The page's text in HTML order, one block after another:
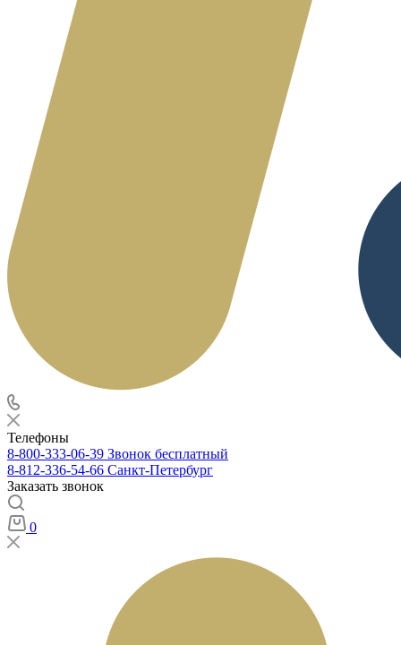
Телефоны
8-800-333-06-39 Звонок бесплатный
8-812-336-54-66 Санкт-Петербург
Заказать звонок
0